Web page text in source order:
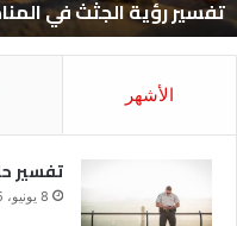
تفسير رؤية الجثث في
الأشهر
تفسير
8 يونيو، 2025